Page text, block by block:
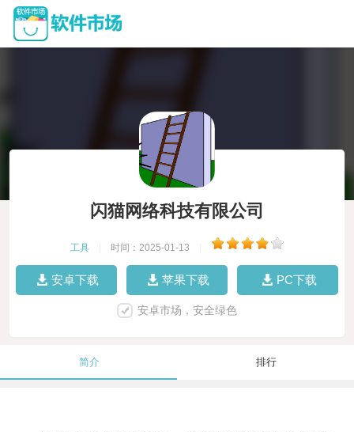
闪猫网络科技有限公司
工具 时间：2025-01-13
安卓下载 苹果下载 PC下载
安卓市场，安全绿色
简介 排行